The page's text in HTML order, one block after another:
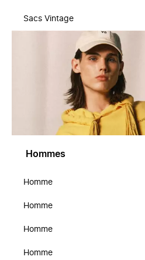
Sacs Vintage
Hommes
Homme
Homme
Homme
Homme